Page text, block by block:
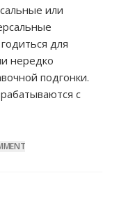
или
для
нередко
подгонки.
с